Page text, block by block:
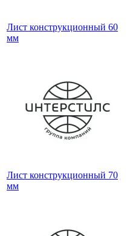
Лист конструкционный 60
мм
Лист конструкционный 70
мм